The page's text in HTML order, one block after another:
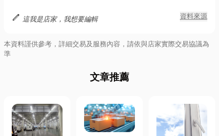
edit 這我是店家，我想要編輯 資料來源
本資料謹供參考，詳細交易及服務內容，請依與店家實際交易協議為
準
文章推薦